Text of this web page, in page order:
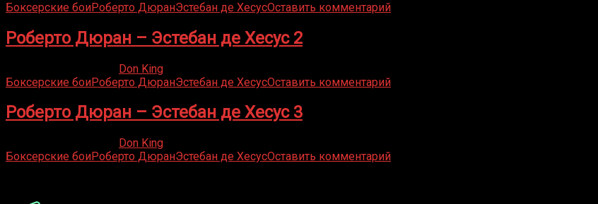
Боксерские боиРоберто ДюранЭстебан де ХесусОставить комментарий
Роберто Дюран – Эстебан де Хесус 2
Don King
Боксерские боиРоберто ДюранЭстебан де ХесусОставить комментарий
Роберто Дюран – Эстебан де Хесус 3
Don King
Боксерские боиРоберто ДюранЭстебан де ХесусОставить комментарий